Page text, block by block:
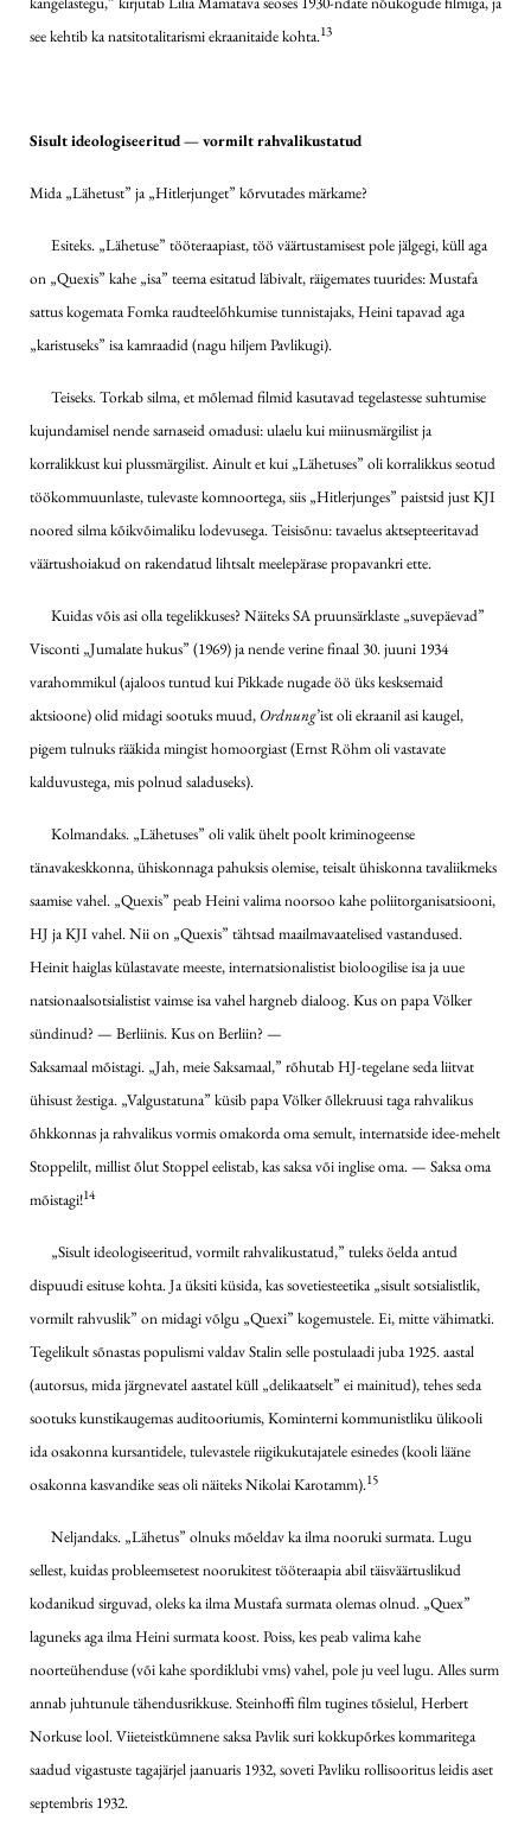
see kehtib ka natsitotalitarismi ekraanitaide kohta.13
Sisult ideologiseeritud — vormilt rahvalikustatud
Mida „Lähetust” ja „Hitlerjunget” kõrvutades märkame?
Esiteks. „Lähetuse” tööteraapiast, töö väärtustamisest pole jälgegi, küll aga
on „Quexis” kahe „isa” teema esitatud läbivalt, räigemates tuurides: Mustafa
sattus kogemata Fomka raudteelõhkumise tunnistajaks, Heini tapavad aga
„karistuseks” isa kamraadid (nagu hiljem Pavlikugi).
Teiseks. Torkab silma, et mõlemad filmid kasutavad tegelastesse suhtumise
kujundamisel nende sarnaseid omadusi: ulaelu kui miinusmärgilist ja
korralikkust kui plussmärgilist. Ainult et kui „Lähetuses” oli korralikkus seotud
töökommuunlaste, tulevaste komnoortega, siis „Hitlerjunges” paistsid just KJI
noored silma kõikvõimaliku lodevusega. Teisisõnu: tavaelus aktsepteeritavad
väärtushoiakud on rakendatud lihtsalt meelepärase propavankri ette.
Kuidas võis asi olla tegelikkuses? Näiteks SA pruunsärklaste „suvepäevad”
Visconti „Jumalate hukus” (1969) ja nende verine finaal 30. juuni 1934
varahommikul (ajaloos tuntud kui Pikkade nugade öö üks kesksemaid
aktsioone) olid midagi sootuks muud, Ordnung’ist oli ekraanil asi kaugel,
pigem tulnuks rääkida mingist homoorgiast (Ernst Röhm oli vastavate
kalduvustega, mis polnud saladuseks).
Kolmandaks. „Lähetuses” oli valik ühelt poolt kriminogeense
tänavakeskkonna, ühiskonnaga pahuksis olemise, teisalt ühiskonna tavaliikmeks
saamise vahel. „Quexis” peab Heini valima noorsoo kahe poliitorganisatsiooni,
HJ ja KJI vahel. Nii on „Quexis” tähtsad maailmavaatelised vastandused.
Heinit haiglas külastavate meeste, internatsionalistist bioloogilise isa ja uue
natsionaalsotsialistist vaimse isa vahel hargneb dialoog. Kus on papa Völker
sündinud? — Berliinis. Kus on Berliin? —
Saksamaal mõistagi. „Jah, meie Saksamaal,” rõhutab HJ-tegelane seda liitvat
ühisust žestiga. „Valgustatuna” küsib papa Völker õllekruusi taga rahvalikus
õhkkonnas ja rahvalikus vormis omakorda oma semult, internatside idee-mehelt
Stoppelilt, millist õlut Stoppel eelistab, kas saksa või inglise oma. — Saksa oma
mõistagi!14
„Sisult ideologiseeritud, vormilt rahvalikustatud,” tuleks öelda antud
dispuudi esituse kohta. Ja üksiti küsida, kas sovetiesteetika „sisult sotsialistlik,
vormilt rahvuslik” on midagi võlgu „Quexi” kogemustele. Ei, mitte vähimatki.
Tegelikult sõnastas populismi valdav Stalin selle postulaadi juba 1925. aastal
(autorsus, mida järgnevatel aastatel küll „delikaatselt” ei mainitud), tehes seda
sootuks kunstikaugemas auditooriumis, Kominterni kommunistliku ülikooli
ida osakonna kursantidele, tulevastele riigikukutajatele esinedes (kooli lääne
osakonna kasvandike seas oli näiteks Nikolai Karotamm).15
Neljandaks. „Lähetus” olnuks mõeldav ka ilma nooruki surmata. Lugu
sellest, kuidas probleemsetest noorukitest tööteraapia abil täisväärtuslikud
kodanikud sirguvad, oleks ka ilma Mustafa surmata olemas olnud. „Quex”
laguneks aga ilma Heini surmata koost. Poiss, kes peab valima kahe
noorteühenduse (või kahe spordiklubi vms) vahel, pole ju veel lugu. Alles surm
annab juhtunule tähendusrikkuse. Steinhoffi film tugines tõsielul, Herbert
Norkuse lool. Viieteistkümnene saksa Pavlik suri kokkupõrkes kommaritega
saadud vigastuste tagajärjel jaanuaris 1932, soveti Pavliku rollisooritus leidis aset
septembris 1932.